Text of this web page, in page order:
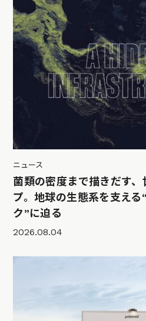
ニュース
菌類の密度まで描きだす
プ。地球の生態系を支える
ク”に迫る
2026.08.04